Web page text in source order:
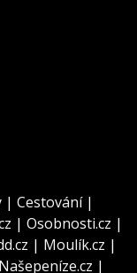
| Cestování|
| Osobnosti.cz |
| Moulík.cz |
Našepeníze.cz |